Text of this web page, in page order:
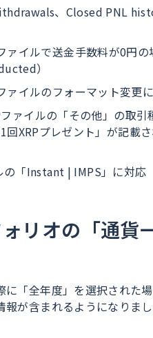
、Closed PNL
イルで送金手数料が0円の
）
イルのフォーマット変更
ァイルの「その他」の取引
回XRPプレゼント」が記載
「Instant | IMPS」に対応
リオの「通貨
「全年度」を選択された
が含まれるようになりま